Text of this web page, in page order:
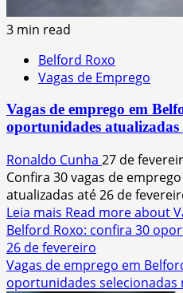
3 min read
Belford Roxo
Vagas de Emprego
Vagas de emprego em
oportunidades atualizadas
Ronaldo Cunha 27 de
Confira 30 vagas de
atualizadas até 26 de
Leia mais Read more about
Belford Roxo: confira 30
26 de fevereiro
Vagas de emprego em
oportunidades selecionadas